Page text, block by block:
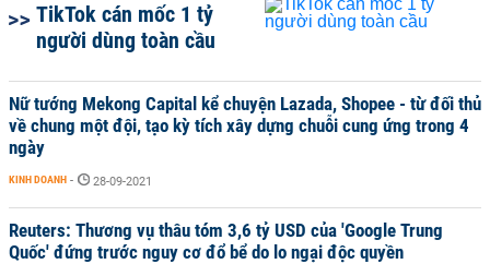
TikTok cán mốc 1 tỷ
người dùng toàn cầu
Nữ tướng Mekong Capital kể chuyện Lazada, Shopee - từ đối thủ
về chung một đội, tạo kỳ tích xây dựng chuỗi cung ứng trong 4
ngày
KINH DOANH - 28-09-2021
Reuters: Thương vụ thâu tóm 3,6 tỷ USD của 'Google Trung
Quốc' đứng trước nguy cơ đổ bể do lo ngại độc quyền